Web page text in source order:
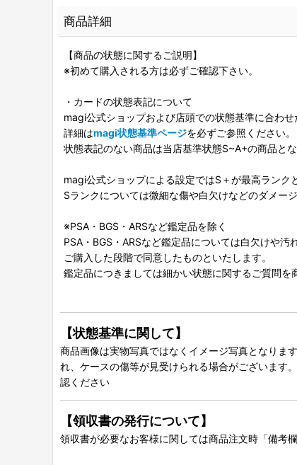
商品詳細
【商品の状態に関するご説明】
※初めて購入される方は必ずご確認下さい。
・カードの状態表記について
magi公式ショップおよび店頭での状態基準に合わせ
詳細はmagi状態基準ページを必ずご参照ください。
状態表記のない商品は当店基準状態S~A+の商品とな
magi公式ショップによる設定ではS＋が最高ランク
Sランクについては微細な傷や白欠けなどのダメー
※PSA・BGS・ARSなど鑑定品を除く
PSA・BGS・ARSなど鑑定品については白欠けや汚
ご購入した段階で同意したものといたします。
鑑定品につきましては細かい状態に関するご質問を
【状態基準に関して】
商品画像は実物写真ではなくイメージ写真となりま
れ、ケースの傷等が見受けられる場合がございます
認ください
【領収書の発行について】
領収書が必要なお客様に関しては商品注文時「備考